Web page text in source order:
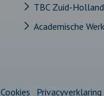
TBC Zuid-Holland
Academische
Cookies Privacyverklaring